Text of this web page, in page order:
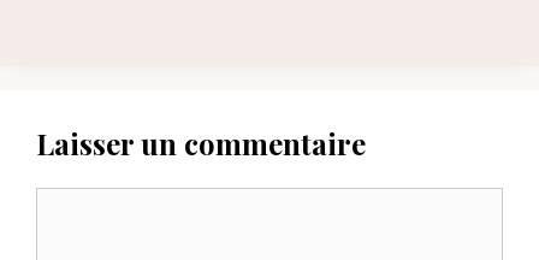
Laisser un commentaire